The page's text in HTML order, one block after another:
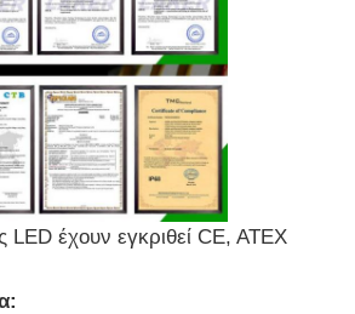
έχουν εγκριθεί CE, ATEX